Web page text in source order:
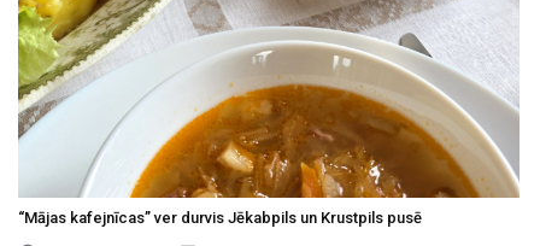
“Mājas kafejnīcas” ver durvis Jēkabpils un Krustpils pusē